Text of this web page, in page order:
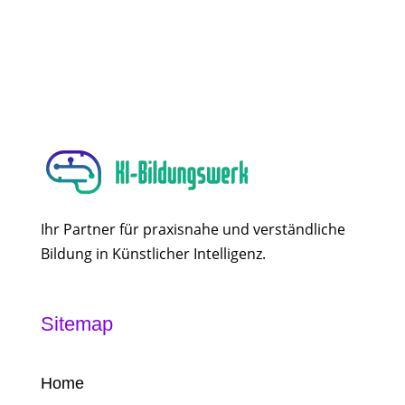
Ihr Partner für praxisnahe und verständliche
Bildung in Künstlicher Intelligenz.
Sitemap
Home